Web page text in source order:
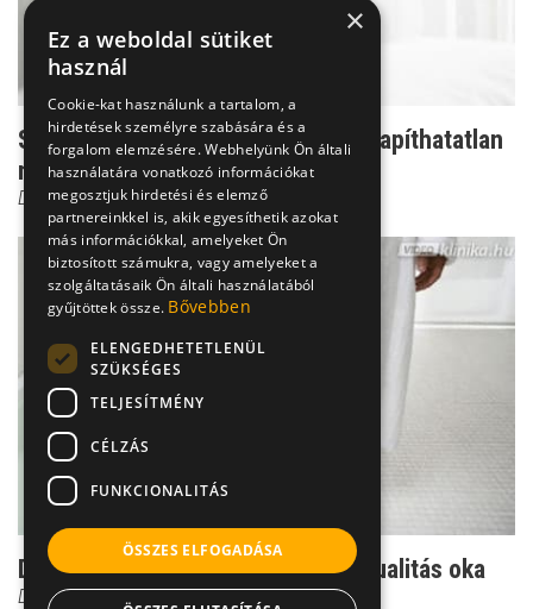
Szexfüggőség - Ilyen az igazi, csillapíthatatlan
nimfománia
Dr. Erős Erika
Dr. Csernus: A fékezhetetlen szexualitás oka
Dr. Csernus Imre
×
Ez a weboldal sütiket
használ
Cookie-kat használunk a tartalom, a
hirdetések személyre szabására és a
forgalom elemzésére. Webhelyünk Ön általi
használatára vonatkozó információkat
megosztjuk hirdetési és elemző
partnereinkkel is, akik egyesíthetik azokat
más információkkal, amelyeket Ön
biztosított számukra, vagy amelyeket a
szolgáltatásaik Ön általi használatából
gyűjtöttek össze. Bővebben
ELENGEDHETETLENÜL
SZÜKSÉGES
TELJESÍTMÉNY
CÉLZÁS
FUNKCIONALITÁS
ÖSSZES ELFOGADÁSA